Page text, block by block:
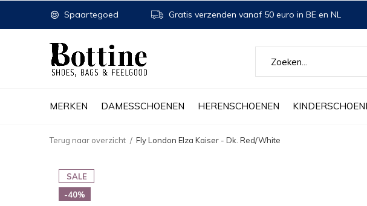
MERKEN DAMESSCHOENEN HERENSCHOENEN
Spaartegoed Gratis verzenden vanaf 50 euro in BE en NL
Terug naar overzicht Fly London Elza Kaiser - Dk. Red/White
SALE
-40%